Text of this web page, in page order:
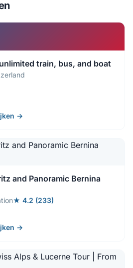
train, bus, and boat
→
and Panoramic Bernina
★ 4.2 (233)
→